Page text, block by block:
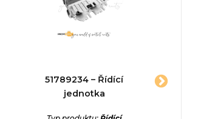
51789234 – Řídící
jednotka